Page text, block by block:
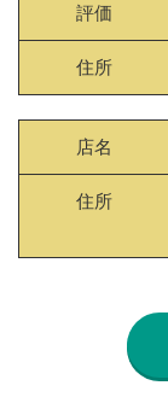
評価
住所
店名
住所